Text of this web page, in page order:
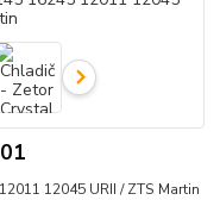
12045 URII / ZTS Martin